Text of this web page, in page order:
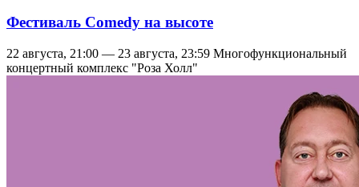
Фестиваль Comedy на высоте
22 августа, 21:00 — 23 августа, 23:59 Многофункциональный
концертный комплекс "Роза Холл"